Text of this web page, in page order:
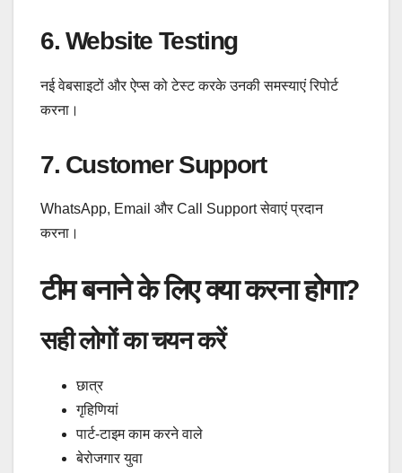
6. Website Testing
नई वेबसाइटों और ऐप्स को टेस्ट करके उनकी समस्याएं रिपोर्ट
करना।
7. Customer Support
WhatsApp, Email और Call Support सेवाएं प्रदान
करना।
टीम बनाने के लिए क्या करना होगा?
सही लोगों का चयन करें
छात्र
गृहिणियां
पार्ट-टाइम काम करने वाले
बेरोजगार युवा